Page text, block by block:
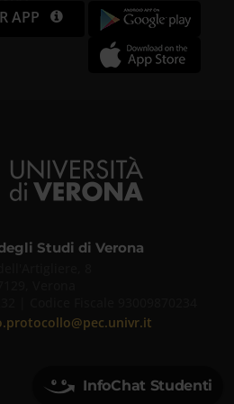
APP
Studi di Verona
InfoChat Studenti